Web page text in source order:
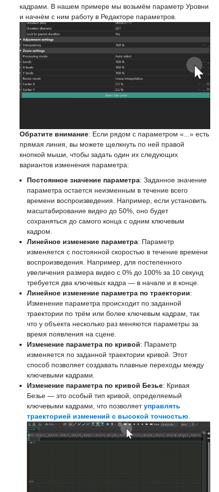
кадрами. В нашем примере мы возьмём параметр Уровни
и начнём с ним работу в Редакторе параметров.
Обратите внимание: Если рядом с параметром «...» есть
прямая линия, вы можете щелкнуть по ней правой
кнопкой мыши, чтобы задать один их следующих
вариантов изменения параметра:
Постоянное значение параметра: Заданное значение
параметра остается неизменным в течение всего
времени воспроизведения. Например, если установить
масштабирование видео до 50%, оно будет
сохраняться до самого конца с одним ключевым
кадром.
Линейное изменение параметра: Параметр
изменяется с постоянной скоростью в течение времени
воспроизведения. Например, для постепенного
увеличения размера видео с 0% до 100% за 10 секунд
требуется два ключевых кадра — в начале и в конце.
Линейное изменение параметра по траектории:
Изменение параметра происходит по заданной
траектории по трём или более ключевым кадрам, так
что у объекта несколько раз меняются параметры за
время появления на сцене.
Изменение параметра по кривой: Параметр
изменяется по заданной траектории кривой. Этот
способ позволяет создавать плавные переходы между
ключевыми кадрами.
Изменение параметра по кривой Безье: Кривая
Безье — это особый тип кривой, определяемый
ключевыми кадрами, что позволяетуправлять
траекторией изменений с высокой точностью